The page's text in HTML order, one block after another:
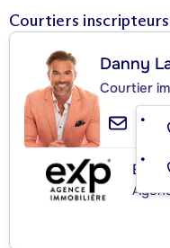
Courtiers inscripteurs
Danny
Courtier
EXP